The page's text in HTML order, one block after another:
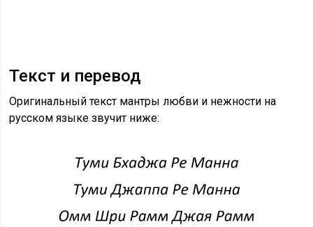
Текст и перевод
Оригинальный текст мантры любви и нежности на
русском языке звучит ниже: